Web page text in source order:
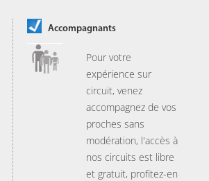
Accompagnants
Pour votre
expérience sur
circuit, venez
accompagnez de vos
proches sans
modération, l'accès à
nos circuits est libre
et gratuit, profitez-en